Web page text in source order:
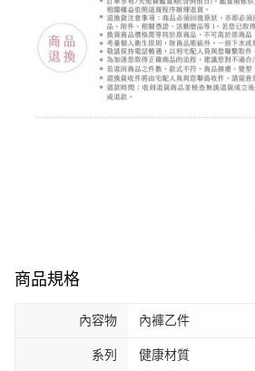
商品規格
內容物 內褲乙件
系列 健康材質